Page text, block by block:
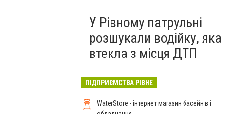
У Рівному патрульні
розшукали водійку, яка
втекла з місця ДТП
ПІДПРИЄМСТВА РІВНЕ
WaterStore - інтернет магазин басейнів і